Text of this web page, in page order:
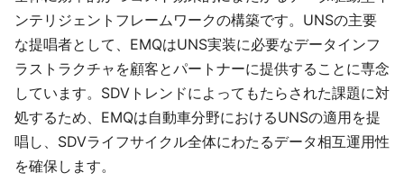
ンテリジェントフレームワークの構築です。UNSの主要
な提唱者として、EMQはUNS実装に必要なデータインフ
ラストラクチャを顧客とパートナーに提供することに専念
しています。SDVトレンドによってもたらされた課題に対
処するため、EMQは自動車分野におけるUNSの適用を提
唱し、SDVライフサイクル全体にわたるデータ相互運用性
を確保します。